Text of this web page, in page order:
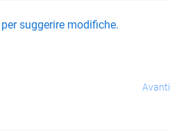
suggerire modifiche.
Avanti